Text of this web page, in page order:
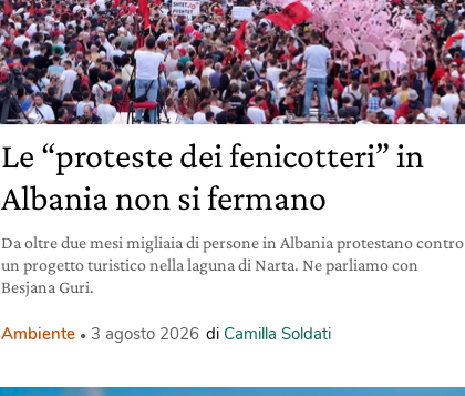
Le “proteste dei fenicotteri” in
Albania non si fermano
Da oltre due mesi migliaia di persone in Albania protestano contro
un progetto turistico nella laguna di Narta. Ne parliamo con
Besjana Guri.
Ambiente 3 agosto 2026 di Camilla Soldati